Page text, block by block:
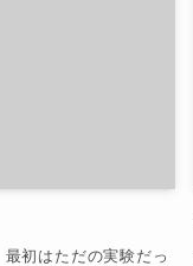
初はただの実験だっ